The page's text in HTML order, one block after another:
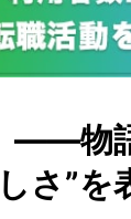
——物
さ”を